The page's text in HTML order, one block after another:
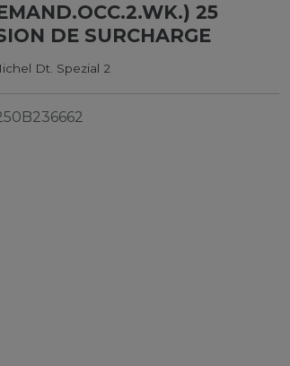
25
DE SURCHARGE
Dt. Spezial 2